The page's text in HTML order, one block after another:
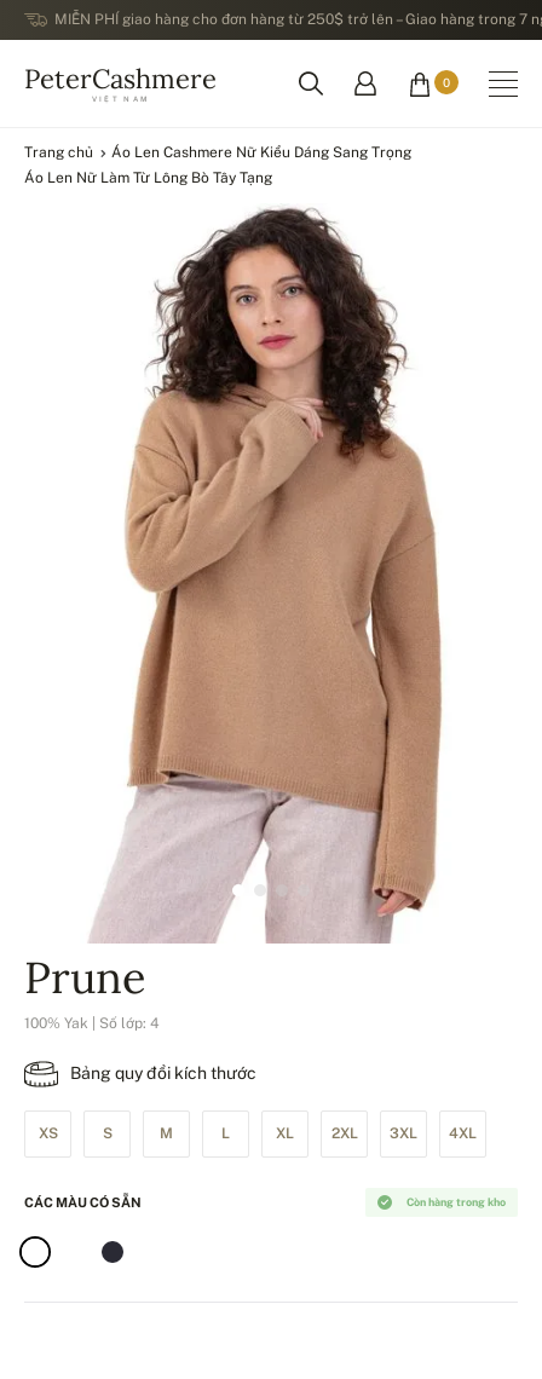
MIỄN PHÍ giao hàng cho đơn hàng từ 250$ trở lên – Giao hàng trong 7
PeterCashmere
VIỆT NAM
0
Trang chủ
Áo Len Cashmere Nữ Kiểu Dáng Sang Trọng
Áo Len Nữ Làm Từ Lông Bò Tây Tạng
Prune
100% Yak | Số lớp: 4
Bảng quy đổi kích thước
XS S M L XL 2XL 3XL 4XL
Còn hàng trong kho
CÁC MÀU CÓ SẴN